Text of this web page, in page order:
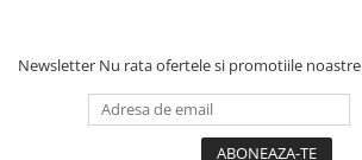
Newsletter Nu rata ofertele si promotiile noastre